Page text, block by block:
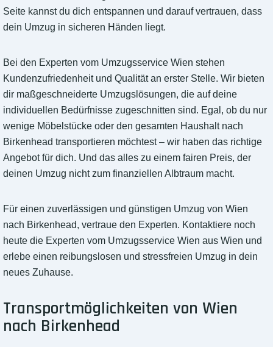
Seite kannst du dich entspannen und darauf vertrauen, dass
dein Umzug in sicheren Händen liegt.
Bei den Experten vom Umzugsservice Wien stehen
Kundenzufriedenheit und Qualität an erster Stelle. Wir bieten
dir maßgeschneiderte Umzugslösungen, die auf deine
individuellen Bedürfnisse zugeschnitten sind. Egal, ob du nur
wenige Möbelstücke oder den gesamten Haushalt nach
Birkenhead transportieren möchtest – wir haben das richtige
Angebot für dich. Und das alles zu einem fairen Preis, der
deinen Umzug nicht zum finanziellen Albtraum macht.
Für einen zuverlässigen und günstigen Umzug von Wien
nach Birkenhead, vertraue den Experten. Kontaktiere noch
heute die Experten vom Umzugsservice Wien aus Wien und
erlebe einen reibungslosen und stressfreien Umzug in dein
neues Zuhause.
Transportmöglichkeiten von Wien
nach Birkenhead